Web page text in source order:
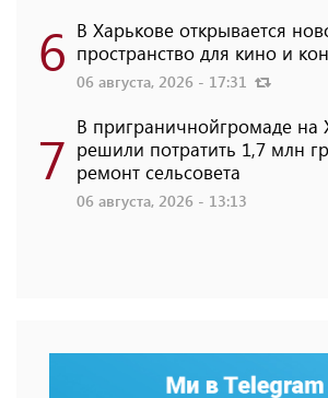
6 В Харькове открывается
пространство для кино и
06 августа, 2026 - 17:31
7 В приграничнойгромаде на
решили потратить 1,7 млн
ремонт сельсовета
06 августа, 2026 - 13:13